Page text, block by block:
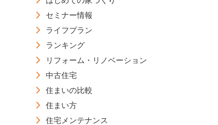
セミナー情報
ライフプラン
ランキング
リフォーム・リノベーション
中古住宅
住まいの比較
住まい方
住宅メンテナンス